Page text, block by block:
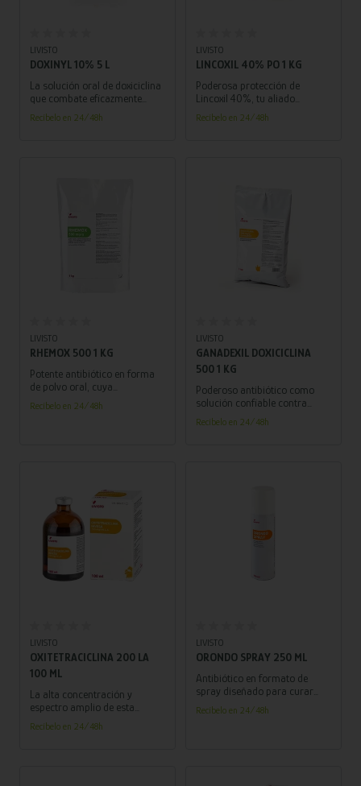
LIVISTO
DOXINYL 10% 5 L
La solución oral de doxiciclina
que combate eficazmente
infecciones respiratorias en
porcinos y aves, ¡optimiza la
Recíbelo en 24/48h
LIVISTO
LINCOXIL 40% PO 1 KG
Poderosa protección de
Lincoxil 40%, tu aliado
incondicional contra las
enfermedades infecciosas en
Recíbelo en 24/48h
LIVISTO
RHEMOX 500 1 KG
Potente antibiótico en forma
de polvo oral, cuya
composición está basada en
Amoxicilina trihidrato efectivo
Recíbelo en 24/48h
LIVISTO
GANADEXIL DOXICICLINA
500 1 KG
Poderoso antibiótico como
solución confiable contra
colibacilosis, micoplasmosis y
síndrome respiratorio crónico.
Recíbelo en 24/48h
LIVISTO
OXITETRACICLINA 200 LA
100 ML
La alta concentración y
espectro amplio de esta
fórmula de antibiótico
inyectable garantiza
Recíbelo en 24/48h
LIVISTO
ORONDO SPRAY 250 ML
Antibiótico en formato de
spray diseñado para curar
heridas y combatir infecciones
superficiales en animales.
Recíbelo en 24/48h